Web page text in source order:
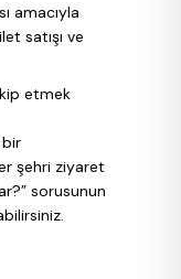
amacıyla
satışı ve
etmek
şehri ziyaret
sorusunun